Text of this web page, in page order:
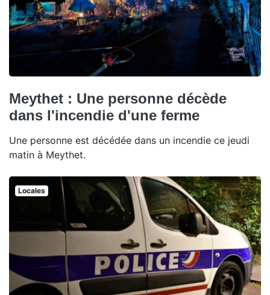
Meythet : Une personne décède
dans l'incendie d'une ferme
Une personne est décédée dans un incendie ce jeudi
matin à Meythet.
Locales